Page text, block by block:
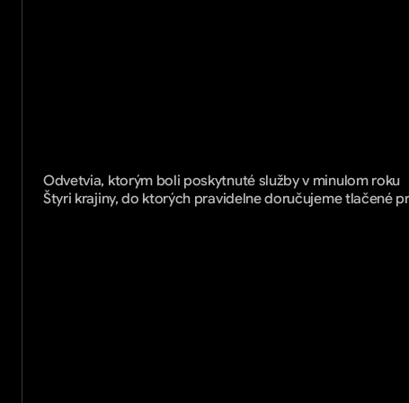
Odvetvia, ktorým boli poskytnuté služby v minulom roku
Štyri krajiny, do ktorých pravidelne doručujeme tlačené